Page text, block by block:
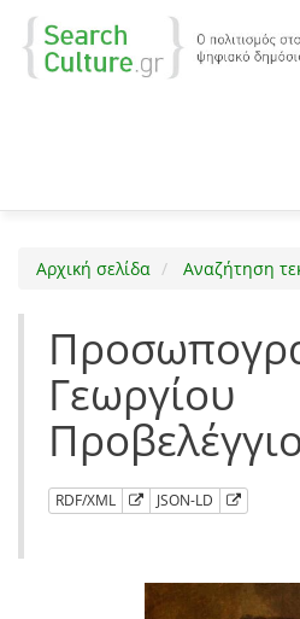
Αρχική σελίδα Αναζήτηση
Γεωργίου
RDF/XML JSON-LD